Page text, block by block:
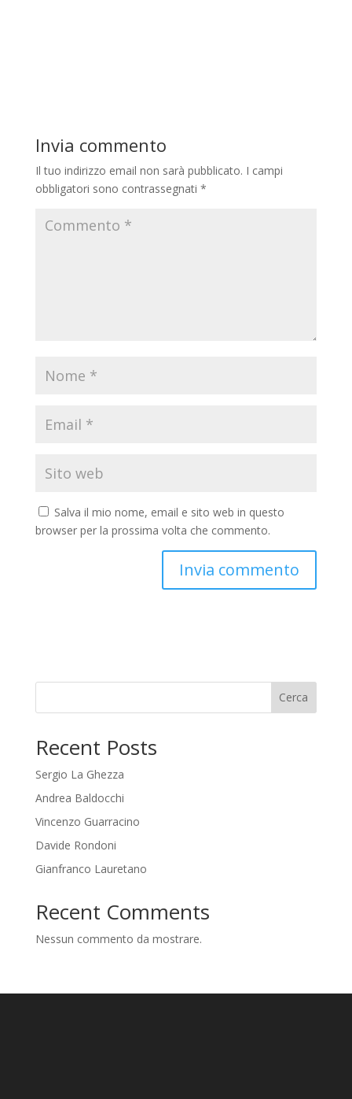
Invia commento
Il tuo indirizzo email non sarà pubblicato. I campi
obbligatori sono contrassegnati *
Salva il mio nome, email e sito web in questo
browser per la prossima volta che commento.
Cerca
Recent Posts
Sergio La Ghezza
Andrea Baldocchi
Vincenzo Guarracino
Davide Rondoni
Gianfranco Lauretano
Recent Comments
Nessun commento da mostrare.